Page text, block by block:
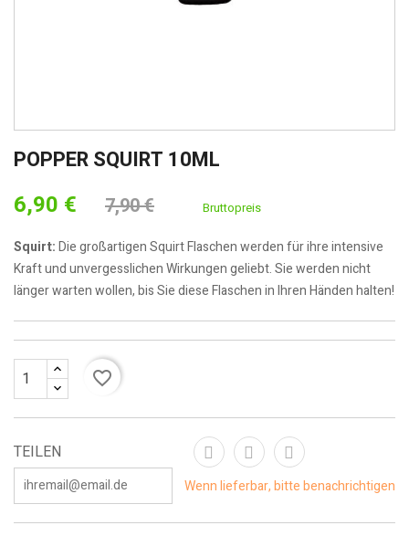
POPPER SQUIRT 10ML
6,90 € 7,90 € Bruttopreis
Squirt:Die großartigen Squirt Flaschen werden für ihre intensive
Kraft und unvergesslichen Wirkungen geliebt. Sie werden nicht
länger warten wollen, bis Sie diese Flaschen in Ihren Händen halten!
favorite_border
TEILEN
Wenn lieferbar, bitte benachrichtigen